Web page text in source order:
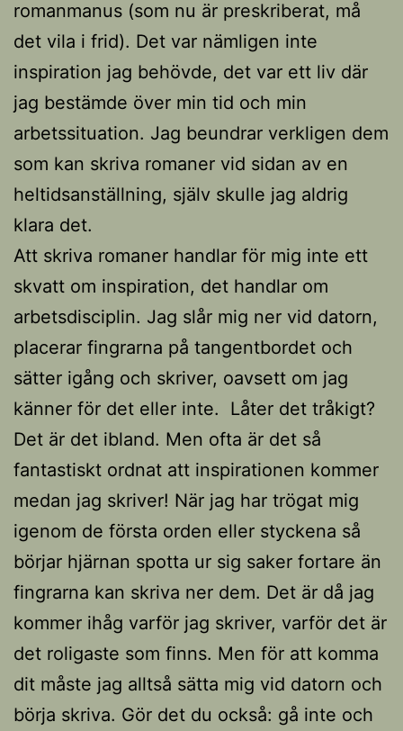
romanmanus (som nu är preskriberat, må
det vila i frid). Det var nämligen inte
inspiration jag behövde, det var ett liv där
jag bestämde över min tid och min
arbetssituation. Jag beundrar verkligen dem
som kan skriva romaner vid sidan av en
heltidsanställning, själv skulle jag aldrig
klara det.
Att skriva romaner handlar för mig inte ett
skvatt om inspiration, det handlar om
arbetsdisciplin. Jag slår mig ner vid datorn,
placerar fingrarna på tangentbordet och
sätter igång och skriver, oavsett om jag
känner för det eller inte. Låter det tråkigt?
Det är det ibland. Men ofta är det så
fantastiskt ordnat att inspirationen kommer
medan jag skriver! När jag har trögat mig
igenom de första orden eller styckena så
börjar hjärnan spotta ur sig saker fortare än
fingrarna kan skriva ner dem. Det är då jag
kommer ihåg varför jag skriver, varför det är
det roligaste som finns. Men för att komma
dit måste jag alltså sätta mig vid datorn och
börja skriva. Gör det du också: gå inte och